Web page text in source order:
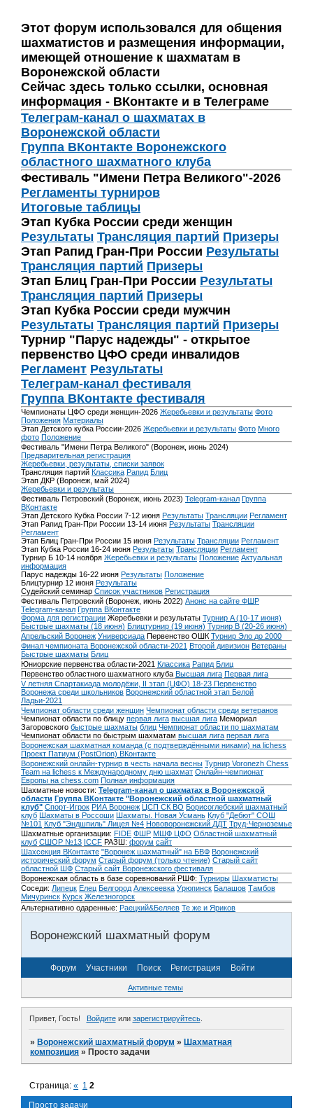
Этот форум использовался для общения
шахматистов и размещения информации,
имеющей отношение к шахматам в
Воронежской области
Сейчас здесь только ссылки, основная
информация - ВКонтакте и в Телеграме
Телеграм-канал о шахматах в
Воронежской области
Группа ВКонтакте Воронежского
областного шахматного клуба
Фестиваль "Имени Петра Великого"-2026
Регламенты турниров
Итоговые таблицы
Этап Кубка России среди женщин
Результаты Трансляция партий Призеры
Этап Рапид Гран-При России Результаты
Трансляция партий Призеры
Этап Блиц Гран-При России Результаты
Трансляция партий Призеры
Этап Кубка России среди мужчин
Результаты Трансляция партий Призеры
Турнир "Парус надежды" - открытое
первенство ЦФО среди инвалидов
Регламент Результаты
Телеграм-канал фестиваля
Группа ВКонтакте фестиваля
Чемпионаты ЦФО среди женщин-2026 Жеребьевки и результаты Фото
Положения Материалы
Этап Детского кубка России-2026 Жеребьевки и результаты Фото Много
фото Положение
Фестиваль "Имени Петра Великого" (Воронеж, июнь 2024)
Предварительная регистрация
Жеребьевки, результаты, списки заявок
Трансляция партий Классика Рапид Блиц
Этап ДКР (Воронеж, май 2024)
Жеребьевки и результаты
Фестиваль Петровский (Воронеж, июнь 2023) Telegram-канал Группа
ВКонтакте
Этап Детского Кубка России 7-12 июня Результаты Трансляции Регламент
Этап Рапид Гран-При России 13-14 июня Результаты Трансляции
Регламент
Этап Блиц Гран-При России 15 июня Результаты Трансляции Регламент
Этап Кубка России 16-24 июня Результаты Трансляции Регламент
Турнир Б 10-14 ноября Жеребьевки и результаты Положение Актуальная
информация
Парус надежды 16-22 июня Результаты Положение
Блицтурнир 12 июня Результаты
Судейский семинар Список участников Регистрация
Фестиваль Петровский (Воронеж, июнь 2022) Анонс на сайте ФШР
Telegram-канал Группа ВКонтакте
Форма для регистрации Жеребьевки и результаты Турнир A (10-17 июня)
Быстрые шахматы (18 июня) Блицтурнир (19 июня) Турнир B (20-26 июня)
Апрельский Воронеж Универсиада Первенство ОШК Турнир Эло до 2000
Финал чемпионата Воронежской области-2021 Второй дивизион Ветераны
Быстрые шахматы Блиц
Юниорские первенства области-2021 Классика Рапид Блиц
Первенство областного шахматного клуба Высшая лига Первая лига
V летняя Спартакиада молодёжи, II этап (ЦФО) 18-23 Первенство
Воронежа среди школьников Воронежский областной этап Белой
Ладьи-2021
Чемпионат области среди женщин Чемпионат области среди ветеранов
Чемпионат области по блицу первая лига высшая лига Мемориал
Загоровского быстрые шахматы блиц Чемпионат области по шахматам
Чемпионат области по быстрым шахматам высшая лига первая лига
Воронежская шахматная команда (с подтверждёнными никами) на lichess
Проект Патиум (PostOrion) ВКонтакте
Воронежский онлайн-турнир в честь начала весны Турнир Voronezh Chess
Team на lichess к Международному дню шахмат Онлайн-чемпионат
Европы на chess.com Полная информация
Шахматные новости: Telegram-канал о шахматах в Воронежской
области Группа ВКонтакте "Воронежский областной шахматный
клуб" Спорт-Игрок РИА Воронеж ЦСП СК ВО Борисоглебский шахматный
клуб Шахматы в Россоши Шахматы. Новая Усмань Клуб "Дебют" СОШ
№101 Клуб "Эндшпиль" Лицея №4 Нововоронежский ДДТ Труд-Черноземье
Шахматные организации: FIDE ФШР МШФ ЦФО Областной шахматный
клуб СШОР №13 ICCF РАЗШ: форум сайт
Шахсекция ВКонтакте "Воронеж шахматный" на БВФ Воронежский
исторический форум Cтарый форум (только чтение) Старый сайт
областной ШФ Старый сайт Воронежского фестиваля
Воронежская область в базе соревнований РШФ: Турниры Шахматисты
Соседи: Липецк Елец Белгород Алексеевка Урюпинск Балашов Тамбов
Мичуринск Курск Железногорск
Альтернативно одаренные: Раецкий&Беляев Те же и Яриков
Воронежский шахматный форум
Форум Участники Поиск Регистрация Войти
Активные темы
Привет, Гость! Войдитеили зарегистрируйтесь.
»Воронежский шахматный форум »Шахматная
композиция »Просто задачи
Просто задачи
Страница:« 1 2